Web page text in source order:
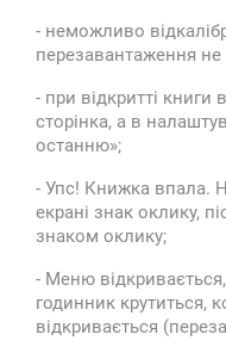
- неможливо
перезавантаження
- при відкритті книги
сторінка, а в
останню»;
- Упс! Книжка впала.
екрані знак оклику,
знаком оклику;
- Меню
годинник крутиться,
відкривається